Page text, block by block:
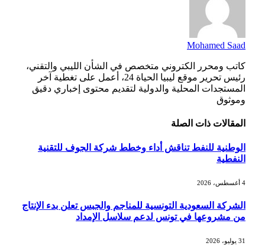
Mohamed Saad
كاتب ومحرر الكتروني متخصص في الشأن الليبي والتقني،
رئيس تحرير موقع ليبيا الحياة 24، أعمل على تغطية آخر
المستجدات المحلية والدولية لتقديم محتوى إخباري دقيق
وموثوق
المقالاتذات الصلة
الوطنية للنفط تناقش أداء وخطط شركة الجوف للتقنية
النفطية
الشركة السعودية التونسية للمناجم والجبس تعلن بدء الإنتاج
من مشروعها في تونس لدعم سلاسل الإمداد
31 يوليو، 2026